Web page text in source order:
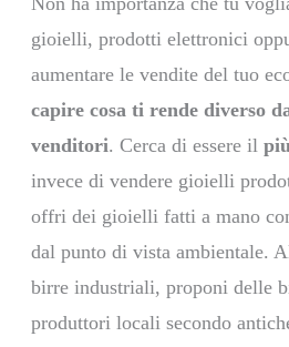
gioielli, prodotti elettronici
aumentare le vendite del tuo
capire cosa ti rende diverso
venditori. Cerca di essere il
invece di vendere gioielli
offri dei gioielli fatti a mano
dal punto di vista ambientale.
birre industriali, proponi delle
produttori locali secondo